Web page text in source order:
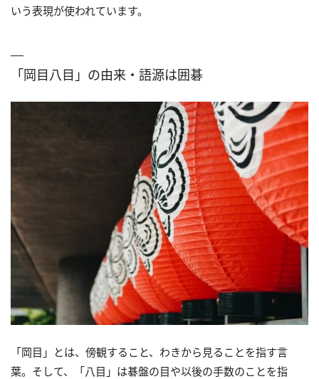
いう表現が使われています。
「岡目八目」の由来・語源は囲碁
「岡目」とは、傍観すること、わきから見ることを指す言
葉。そして、「八目」は碁盤の目や以後の手数のことを指